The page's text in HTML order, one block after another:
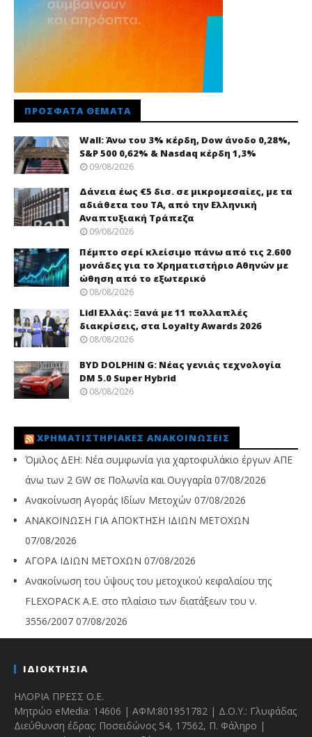
ΠΡΌΣΦΑΤΑ ΘΈΜΑΤΑ
Wall: Άνω του 3% κέρδη, Dow άνοδο 0,28%,
S&P 500 0,62% & Nasdaq κέρδη 1,3%
09/08/2026
Δάνεια έως €5 δισ. σε μικρομεσαίες, με τα
αδιάθετα του ΤΑ, από την Ελληνική
Αναπτυξιακή Τράπεζα
09/08/2026
Πέμπτο σερί κλείσιμο πάνω από τις 2.600
μονάδες για το Χρηματιστήριο Αθηνών με
ώθηση από το εξωτερικό
08/08/2026
Lidl Ελλάς: Ξανά με 11 πολλαπλές
διακρίσεις, στα Loyalty Awards 2026
08/08/2026
BYD DOLPHIN G: Νέας γενιάς τεχνολογία
DM 5.0 Super Hybrid
08/08/2026
ΧΡΗΜΑΤΙΣΤΗΡΙΑΚΈΣ ΑΝΑΚΟΙΝΏΣΕΙΣ
Όμιλος ΔΕΗ: Νέα συμφωνία για χαρτοφυλάκιο έργων ΑΠΕ
άνω των 2 GW σε Πολωνία και Ουγγαρία 07/08/2026
Ανακοίνωση Αγοράς Ιδίων Μετοχών 07/08/2026
ΑΝΑΚΟΙΝΩΣΗ ΓΙΑ ΑΠΟΚΤΗΣΗ ΙΔΙΩΝ ΜΕΤΟΧΩΝ
07/08/2026
ΑΓΟΡΑ ΙΔΙΩΝ ΜΕΤΟΧΩΝ 07/08/2026
Ανακοίνωση του ύψους του μετοχικού κεφαλαίου της
FLEXOPACK A.E. στο πλαίσιο των διατάξεων του ν.
3556/2007 07/08/2026
ΙΔΙΟΚΤΗΣΙΑ
ΗΛΟΡΙΑ ΠΡΕΣΣ Ο.Ε.
Μητρώο eMedia: 14606 | ΑΦΜ:801951782 | Δ.Ο.Υ.: Γλυφάδας
Διεύθυνση έδρας: Ποσειδώνος 54, 17562, Π. Φάληρο |